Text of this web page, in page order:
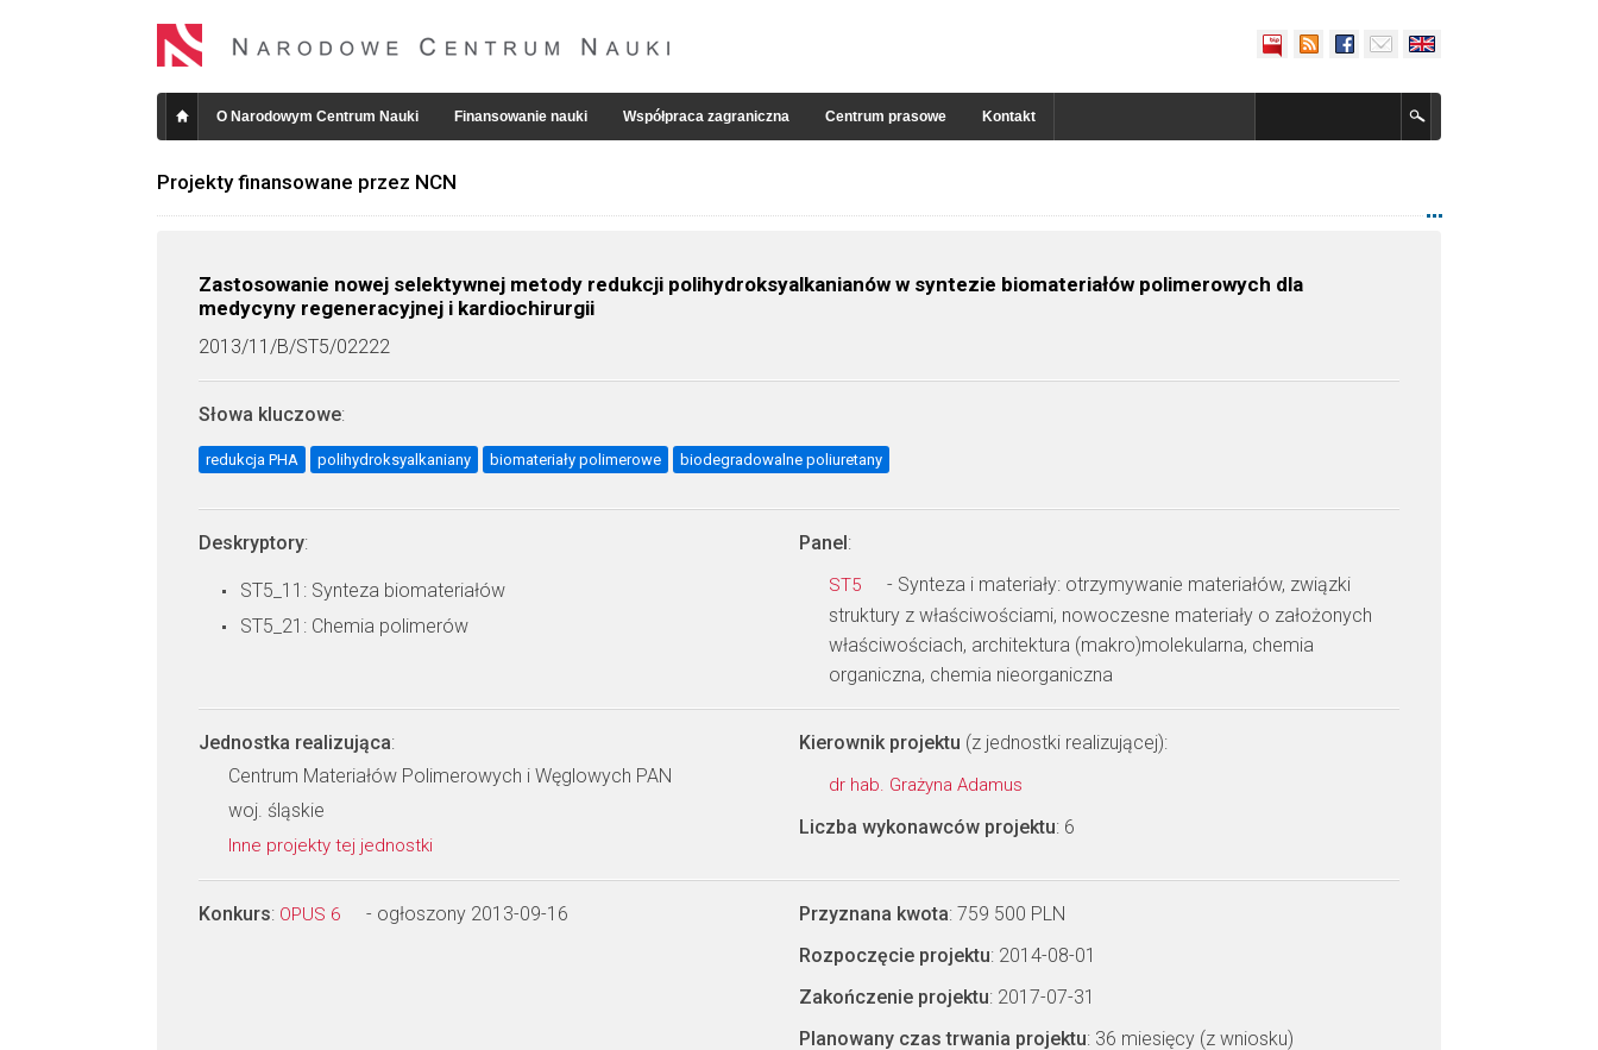
O Narodowym Centrum Nauki Finansowanie nauki Współpraca zagraniczna Centrum prasowe Kontakt
Projekty finansowane przez NCN
Zastosowanie nowej selektywnej metody redukcji polihydroksyalkanianów w syntezie biomateriałów polimerowych dla
medycyny regeneracyjnej i kardiochirurgii
2013/11/B/ST5/02222
Słowa kluczowe:
redukcja PHA polihydroksyalkaniany biomateriały polimerowe biodegradowalne poliuretany
Deskryptory:
ST5_11: Synteza biomateriałów
ST5_21: Chemia polimerów
Panel:
ST5
- Synteza i materiały: otrzymywanie materiałów, związki
struktury z właściwościami, nowoczesne materiały o założonych
właściwościach, architektura (makro)molekularna, chemia
organiczna, chemia nieorganiczna
Jednostka realizująca:
Centrum Materiałów Polimerowych i Węglowych PAN
woj. śląskie
Inne projekty tej jednostki
Kierownik projektu (z jednostki realizującej):
dr hab. Grażyna Adamus
Liczba wykonawców projektu: 6
Konkurs: OPUS 6 - ogłoszony 2013-09-16 Przyznana kwota: 759 500 PLN
Rozpoczęcie projektu: 2014-08-01
Zakończenie projektu: 2017-07-31
Planowany czas trwania projektu: 36 miesięcy (z wniosku)